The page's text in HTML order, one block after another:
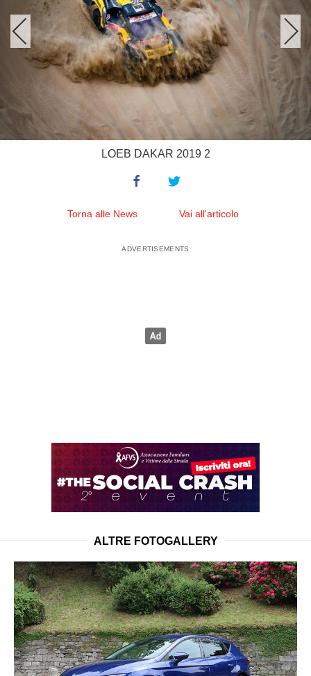
LOEB DAKAR 2019 2
Torna alle News Vai all'articolo
ALTRE FOTOGALLERY